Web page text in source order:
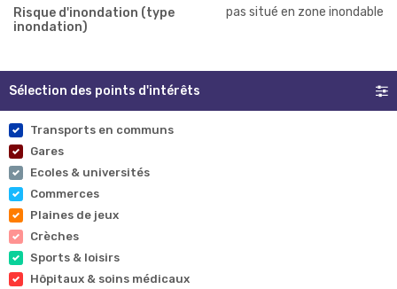
Risque d'inondation (type
inondation)
pas situé en zone inondable
Sélection des points d'intérêts
Transports en communs
Gares
Ecoles & universités
Commerces
Plaines de jeux
Crèches
Sports & loisirs
Hôpitaux & soins médicaux